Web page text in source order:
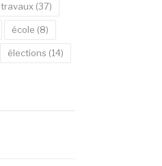
travaux(37)
école (8)
élections (14)